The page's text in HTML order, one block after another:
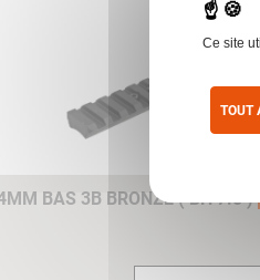
BAS 3B BRONZE ( BH 7.8 )
Ce site
TOUT